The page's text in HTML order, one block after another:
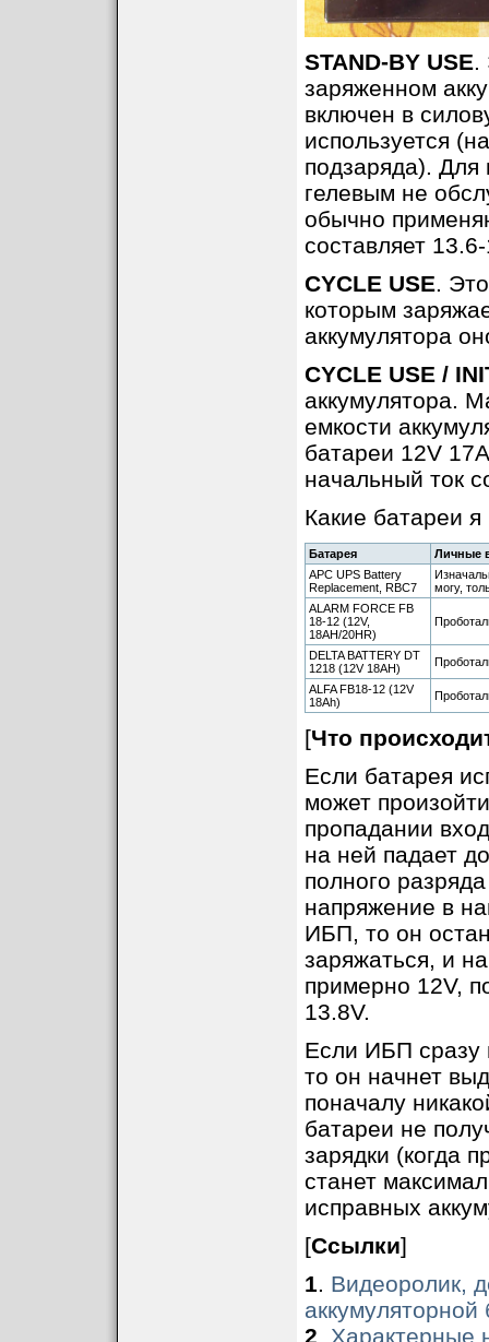
STAND-BY USE.
заряженном
включен в
используется
подзаряда). Для
гелевым не
обычно
составляет
CYCLE USE.
которым
аккумулятора
CYCLE USE /
аккумулятора.
емкости
батареи 12V
начальный ток
Какие батареи
Батарея
Личные
APC UPS Battery
Replacement, RBC7
могу,
ALARM FORCE FB
18-12 (12V,
18AH/20HR)
DELTA BATTERY DT
1218 (12V 18AH)
ALFA FB18-12 (12V
18Ah)
[Что
Если батарея
может
пропадании
на ней падает
полного
напряжение в
ИБП, то он
заряжаться, и
примерно 12V,
13.8V.
Если ИБП сразу
то он начнет
поначалу
батареи не
зарядки (когда
станет
исправных
[Ссылки]
1. Видеоролик,
2
Характерные